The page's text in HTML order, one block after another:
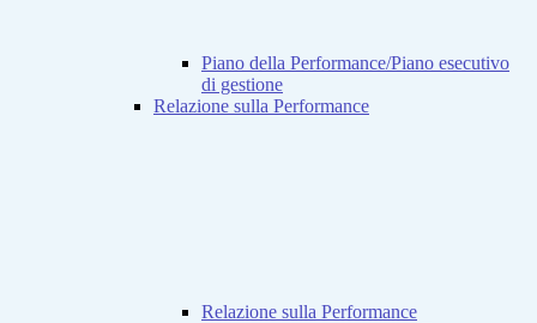
Piano della Performance/Piano esecutivo
di gestione
Relazione sulla Performance
Relazione sulla Performance